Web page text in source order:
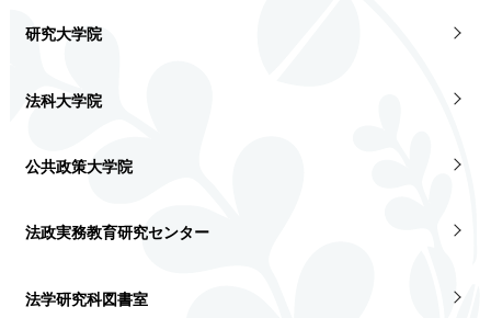
研究大学院
法科大学院
公共政策大学院
法政実務教育研究センター
法学研究科図書室